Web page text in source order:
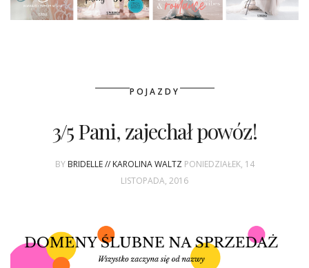
POJAZDY
3/5 Pani, zajechał powóz!
BY BRIDELLE // KAROLINA WALTZ PONIEDZIAŁEK, 14
LISTOPADA, 2016